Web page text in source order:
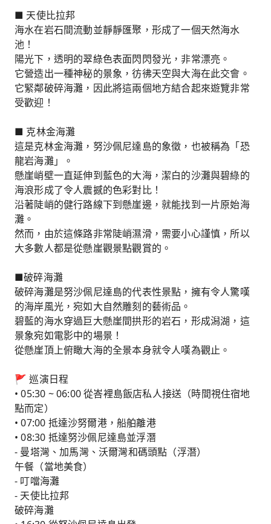
■ 天使比拉邦
海水在岩石間流動並靜靜匯聚，形成了一個天然海水
池！
陽光下，透明的翠綠色表面閃閃發光，非常漂亮。
它營造出一種神秘的景象，彷彿天空與大海在此交會。
它緊鄰破碎海灘，因此將這兩個地方結合起來遊覽非常
受歡迎！
■ 克林金海灘
這是克林金海灘，努沙佩尼達島的象徵，也被稱為「恐
龍岩海灘」。
懸崖峭壁一直延伸到藍色的大海，潔白的沙灘與碧綠的
海浪形成了令人震撼的色彩對比！
沿著陡峭的健行路線下到懸崖邊，就能找到一片原始海
灘。
然而，由於這條路非常陡峭濕滑，需要小心謹慎，所以
大多數人都是從懸崖觀景點觀賞的。
■破碎海灘
破碎海灘是努沙佩尼達島的代表性景點，擁有令人驚嘆
的海岸風光，宛如大自然雕刻的藝術品。
碧藍的海水穿過巨大懸崖間拱形的岩石，形成潟湖，這
景象宛如電影中的場景！
從懸崖頂上俯瞰大海的全景本身就令人嘆為觀止。
🚩 巡演日程
• 05:30 ~ 06:00 從峇裡島飯店私人接送（時間視住宿地
點而定）
• 07:00 抵達沙努爾港，船舶離港
• 08:30 抵達努沙佩尼達島並浮潛
- 曼塔灣、加馬灣、沃爾灣和碼頭點（浮潛）
午餐（當地美食）
- 叮噹海灘
- 天使比拉邦
破碎海灘